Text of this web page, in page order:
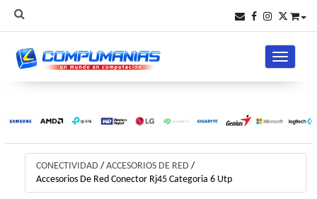
Toggle
CONECTIVIDAD / ACCESORIOS DE RED /
Accesorios De Red Conector Rj45 Categoria 6 Utp